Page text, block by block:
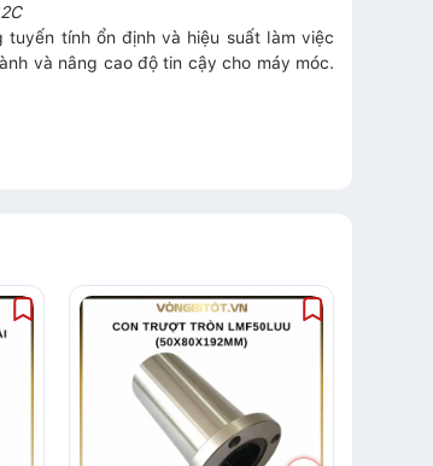
tính ổn định và hiệu suất làm việc
và nâng cao độ tin cậy cho máy móc.